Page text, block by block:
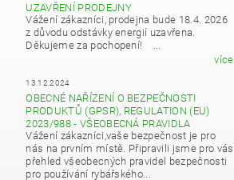
UZAVŘENÍ PRODEJNY
Vážení zákazníci, prodejna bude 18.4. 2026
z důvodu odstávky energií uzavřena.
Děkujeme za pochopení! ...
více
13.12.2024
OBECNÉ NAŘÍZENÍ O BEZPEČNOSTI
PRODUKTŮ (GPSR), REGULATION (EU)
2023/988 - VŠEOBECNÁ PRAVIDLA
Vážení zákazníci,vaše bezpečnost je pro
nás na prvním místě. Připravili jsme pro vás
přehled všeobecných pravidel bezpečnosti
pro používání rybářského...